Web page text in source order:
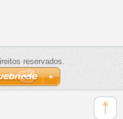
reservados.